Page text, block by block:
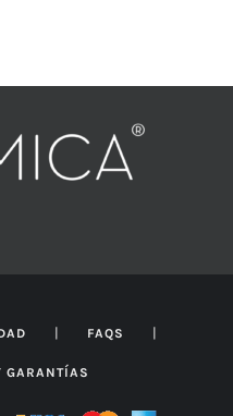
| FAQS |
GARANTÍAS